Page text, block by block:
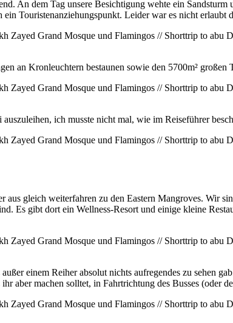
An dem Tag unsere Besichtigung wehte ein
Touristenanziehungspunkt. Leider war es nicht
an Kronleuchtern bestaunen sowie den 5700m² großen
ich musste nicht mal, wie im Reiseführer
gleich weiterfahren zu den Eastern Mangroves. Wir
Es gibt dort ein Wellness-Resort und einige kleine
einem Reiher absolut nichts aufregendes zu sehen
aber machen solltet, in Fahrtrichtung des Busses (oder